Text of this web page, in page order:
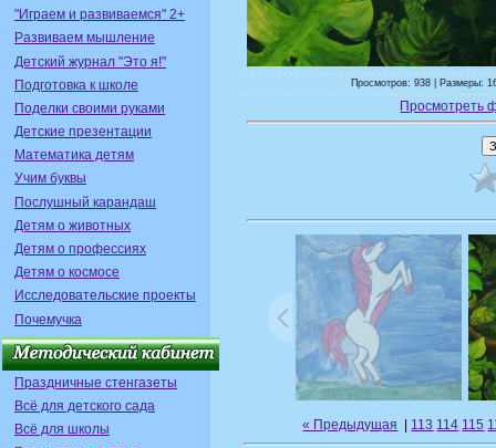
"Играем и развиваемся" 2+
Развиваем мышление
Детский журнал "Это я!"
Подготовка к школе
Поделки своими руками
Детские презентации
Математика детям
Учим буквы
Послушный карандаш
Детям о животных
Детям о профессиях
Детям о космосе
Исследовательские проекты
Почемучка
Праздничные стенгазеты
Всё для детского сада
Всё для школы
Просмотров: 938 | Размеры:
Просмотреть
« Предыдущая 113 114 115